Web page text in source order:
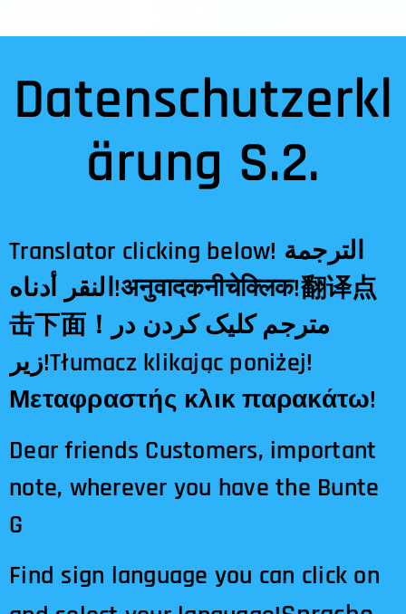
Datenschutzerkl
ärung S.2.
Translator clicking below! الترجمة
النقر أدناه!अनुवादकनीचेक्लिक!翻译点
击下面！مترجم کلیک کردن در
زیر!Tłumacz klikając poniżej!
Μεταφραστής κλικ παρακάτω!
Dear friends Customers, important
note, wherever you have the Bunte
G
Find sign language you can click on